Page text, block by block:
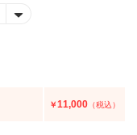
￥11,000 （税込）